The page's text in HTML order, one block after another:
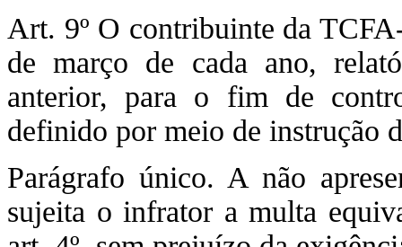
Art. 9º O contribuinte da
de março de cada ano,
anterior, para o fim de
definido por meio de instrução
Parágrafo único. A não
sujeita o infrator a multa